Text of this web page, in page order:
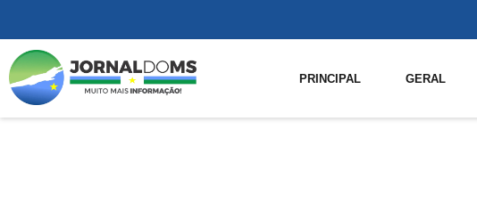
PRINCIPAL GERAL